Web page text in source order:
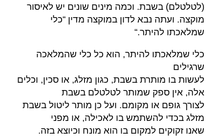
(לטלטלם) בשבת. וכמה מינים שונים יש לאיסור
מוקצה. ועתה נבא לדון במוקצה מדין “כלי
שמלאכתו להיתר“.
כלי שמלאכתו להיתר, הוא כל כלי שהמלאכה
שרגילים
לעשות בו מותרת בשבת, כגון מזלג, או סכין, וכלים
אלה, אין ספק שמותר לטלטלם בשבת
לצורך גופם או מקומם. ועל כן מותר ליטול בשבת
מזלג בכדי להשתמש בו לאכילה, או מפני
שאנו זקוקים למקום בו הוא מונח וכיוצא בזה.